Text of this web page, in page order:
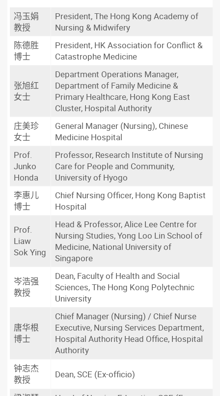
冯玉娟
教授
President, The Hong Kong Academy of
Nursing & Midwifery
陈德胜
博士
President, HK Association for Conflict &
Catastrophe Medicine
张旭红
女士
Department Operations Manager,
Department of Family Medicine &
Primary Healthcare, Hong Kong East
Cluster, Hospital Authority
庄美珍
女士
General Manager (Nursing), Chinese
Medicine Hospital
Prof.
Junko
Honda
Professor, Research Institute of Nursing
Care for People and Community,
University of Hyogo
李惠儿
博士
Chief Nursing Officer, Hong Kong Baptist
Hospital
Prof.
Liaw
Sok Ying
Head & Professor, Alice Lee Centre for
Nursing Studies, Yong Loo Lin School of
Medicine, National University of
Singapore
岑浩强
教授
Dean, Faculty of Health and Social
Sciences, The Hong Kong Polytechnic
University
唐华根
博士
Chief Manager (Nursing) / Chief Nurse
Executive, Nursing Services Department,
Hospital Authority Head Office, Hospital
Authority
钟志杰
教授
Dean, SCE (Ex-officio)